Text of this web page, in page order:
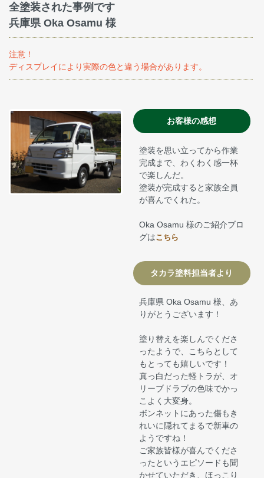
全塗装された事例です
兵庫県 Oka Osamu 様
注意！
ディスプレイにより実際の色と違う場合があります。
お客様の感想
塗装を思い立ってから作業
完成まで、わくわく感一杯
で楽しんだ。
塗装が完成すると家族全員
が喜んでくれた。
Oka Osamu 様のご紹介ブロ
グはこちら
タカラ塗料担当者より
兵庫県 Oka Osamu 様、あ
りがとうございます！
塗り替えを楽しんでくださ
ったようで、こちらとして
もとっても嬉しいです！
真っ白だった軽トラが、オ
リーブドラブの色味でかっ
こよく大変身。
ボンネットにあった傷もき
れいに隠れてまるで新車の
ようですね！
ご家族皆様が喜んでくださ
ったというエピソードも聞
かせていただき、ほっこり